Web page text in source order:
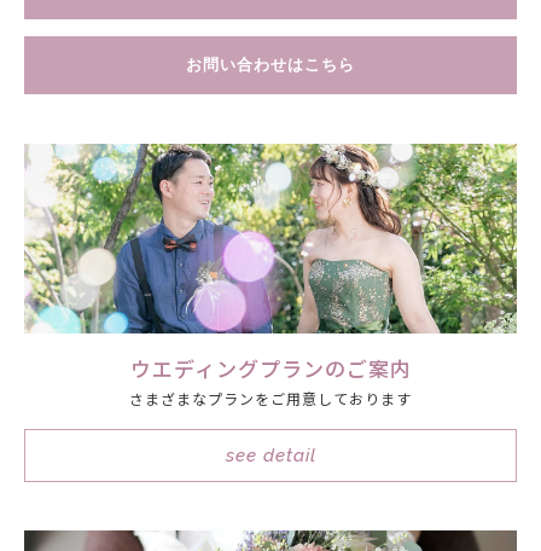
お問い合わせはこちら
ウエディングプランのご案内
さまざまなプランをご用意しております
see detail